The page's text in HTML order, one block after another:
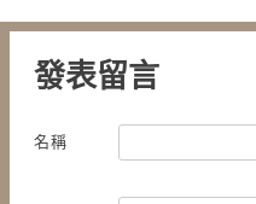
發表留言
名稱